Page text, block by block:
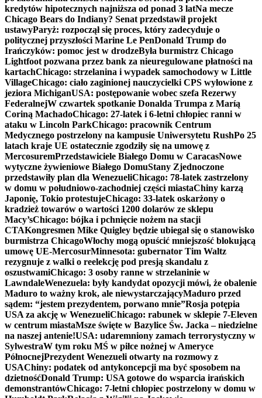
kredytów hipotecznych najniższa od ponad 3 latNa mecze
Chicago Bears do Indiany? Senat przedstawił projekt
ustawyParyż: rozpoczął się proces, który zadecyduje o
politycznej przyszłości Marine Le PenDonald Trump do
Irańczyków: pomoc jest w drodzeByła burmistrz Chicago
Lightfoot pozwana przez bank za nieuregulowane płatności na
kartachChicago: strzelanina i wypadek samochodowy w Little
VillageChicago: ciało zaginionej nauczycielki CPS wyłowione z
jeziora MichiganUSA: postępowanie wobec szefa Rezerwy
FederalnejW czwartek spotkanie Donalda Trumpa z Maríą
Coriną MachadoChicago: 27-latek i 6-letni chłopiec ranni w
ataku w Lincoln ParkChicago: pracownik Centrum
Medycznego postrzelony na kampusie Uniwersytetu RushPo 25
latach kraje UE ostatecznie zgodziły się na umowę z
MercosuremPrzedstawiciele Białego Domu w CaracasNowe
wytyczne żywieniowe Białego DomuStany Zjednoczone
przedstawiły plan dla WenezueliChicago: 78-latek zastrzelony
w domu w południowo-zachodniej części miastaChiny karzą
Japonię, Tokio protestujeChicago: 33-latek oskarżony o
kradzież towarów o wartości 1200 dolarów ze sklepu
Macy’sChicago: bójka i pchnięcie nożem na stacji
CTAKongresmen Mike Quigley będzie ubiegał się o stanowisko
burmistrza ChicagoWłochy mogą opuścić mniejszość blokującą
umowę UE-MercosurMinnesota: gubernator Tim Waltz
rezygnuje z walki o reelekcję pod presją skandalu z
oszustwamiChicago: 3 osoby ranne w strzelaninie w
LawndaleWenezuela: były kandydat opozycji mówi, że obalenie
Maduro to ważny krok, ale niewystarczającyMaduro przed
sądem: “jestem prezydentem, porwano mnie”Rosja potępia
USA za akcję w WenezueliChicago: rabunek w sklepie 7-Eleven
w centrum miastaMsze święte w Bazylice Św. Jacka – niedzielne
na naszej antenie!USA: udaremniony zamach terrorystyczny w
SylwestraW tym roku MŚ w piłce nożnej w Ameryce
PółnocnejPrezydent Wenezueli otwarty na rozmowy z
USAChiny: podatek od antykoncepcji ma być sposobem na
dzietnośćDonald Trump: USA gotowe do wsparcia irańskich
demonstrantówChicago: 7-letni chłopiec postrzelony w domu w